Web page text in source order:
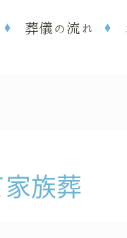
葬儀の流れ
族葬